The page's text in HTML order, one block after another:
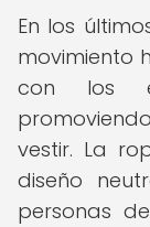
En los
movimiento
con los
vestir. La
diseño
personas